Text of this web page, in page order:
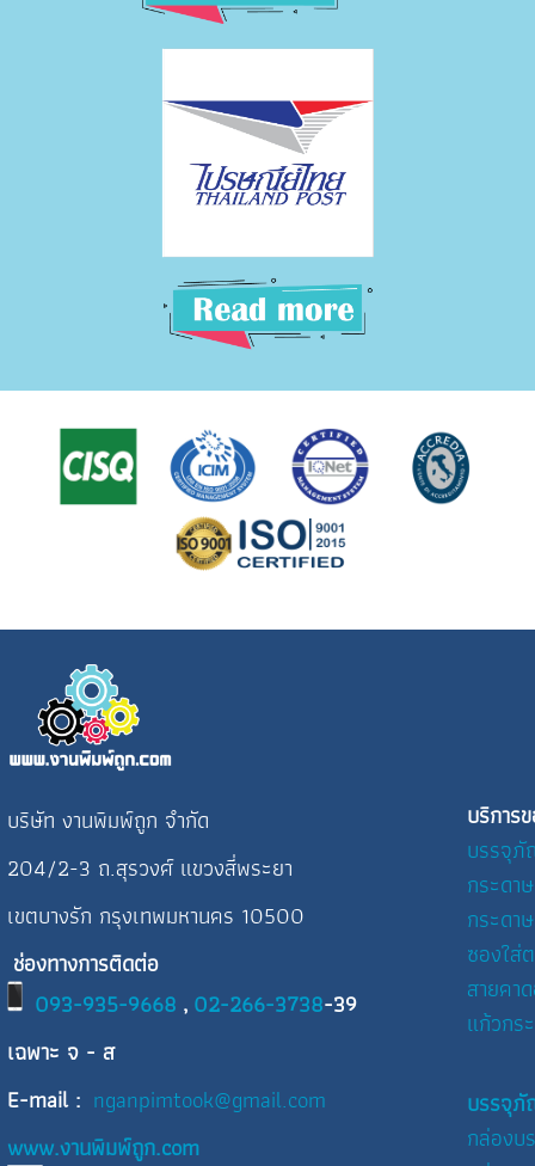
บริษัท งานพิมพ์ถูก จำกัด
204/2-3 ถ.สุรวงศ์ แขวงสี่พระยา
เขตบางรัก กรุงเทพมหานคร 10500
ช่องทางการติดต่อ
093-935-9668 , 02-266-3738-39
เฉพาะ จ - ส
E-mail : nganpimtook@gmail.com
www.งานพิมพ์ถูก.com
บริการ
บรรจุภั
กระดา
กระดา
ซองใส่
สายคา
แก้วกร
บรรจุภั
กล่อง